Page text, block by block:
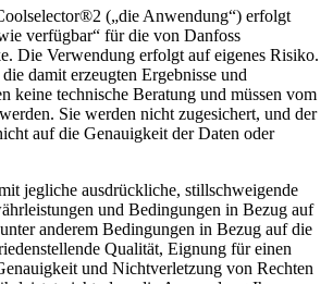
(„die Anwendung“) erfolgt
verfügbar“ für die von Danfoss
Die Verwendung erfolgt auf eigenes Risiko.
damit erzeugten Ergebnisse und
keine technische Beratung und müssen vom
Sie werden nicht zugesichert, und der
auf die Genauigkeit der Daten oder
jegliche ausdrückliche, stillschweigende
und Bedingungen in Bezug auf
anderem Bedingungen in Bezug auf die
Qualität, Eignung für einen
und Nichtverletzung von Rechten